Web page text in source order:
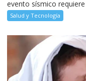
evento sísmico
Salud y Tecnología